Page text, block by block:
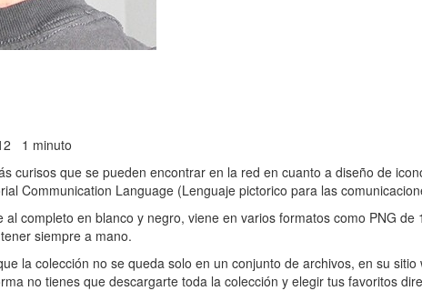
1 minuto
curisos que se pueden encontrar en la red en cuanto a diseño de
Communication Language (Lenguaje pictorico para las
completo en blanco y negro, viene en varios formatos como PNG
siempre a mano.
la colección no se queda solo en un conjunto de archivos, en su
no tienes que descargarte toda la colección y elegir tus favoritos